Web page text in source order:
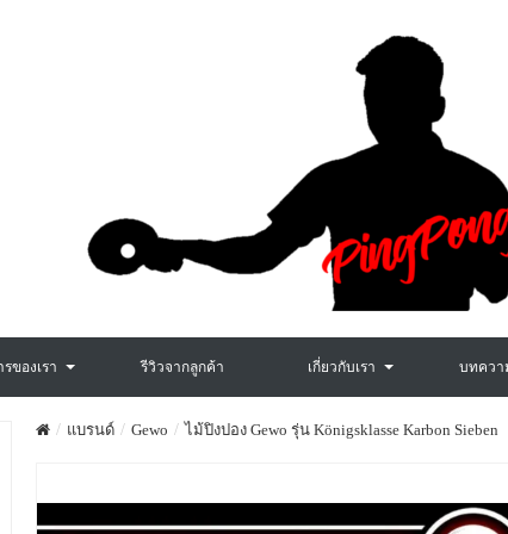
ของเรา รีวิวจากลูกค้า เกี่ยวกับเรา บทควา
แบรนด์ Gewo ไม้ปิงปอง Gewo รุ่น Königsklasse Karbon Sieben